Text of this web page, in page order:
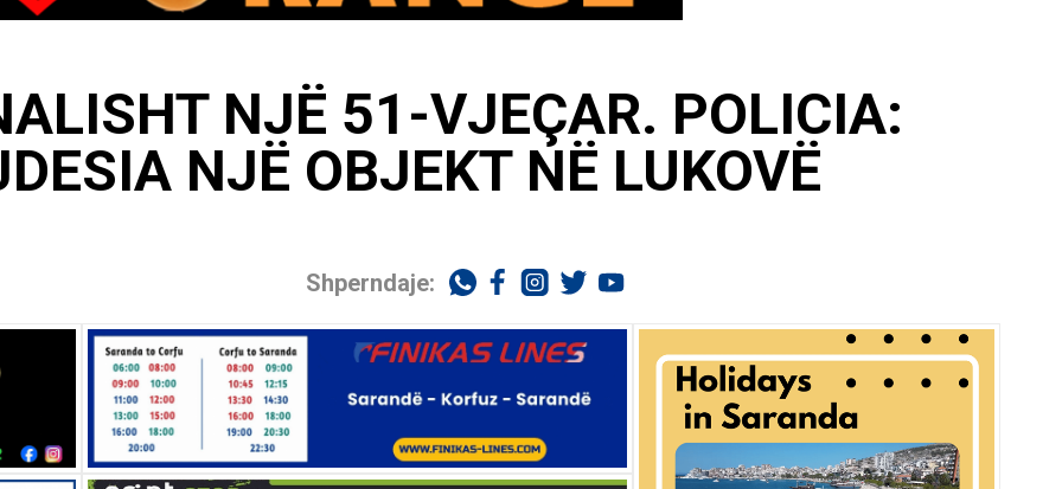
NJË 51-VJEÇAR. POLICIA:
NJË OBJEKT NË LUKOVË
Shperndaje: